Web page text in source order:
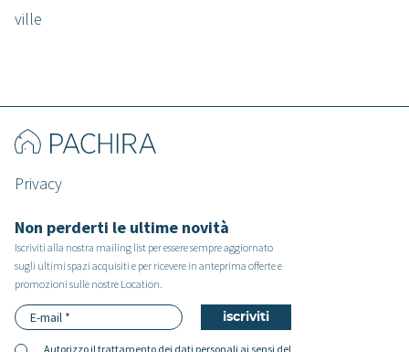
ville
Privacy
Non perderti le ultime novità
Iscriviti alla nostra mailing list per essere sempre aggiornato
sugli ultimi spazi acquisiti e per ricevere in anteprima offerte e
promozioni sulle nostre Location.
Autorizzo il trattamento dei dati personali ai sensi del